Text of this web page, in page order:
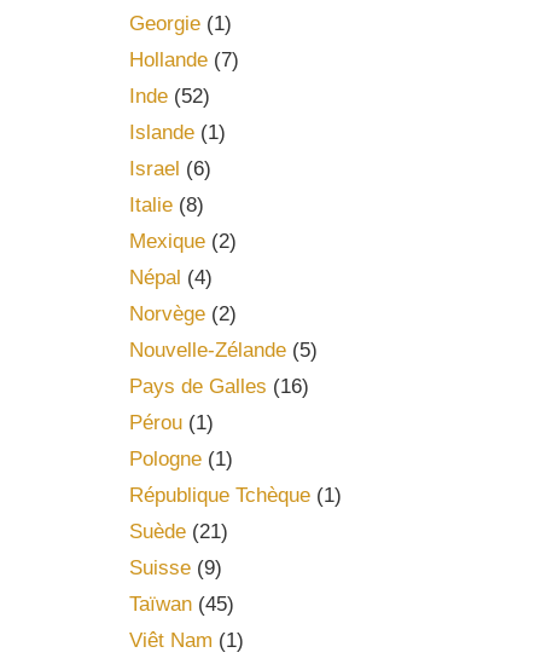
Georgie(1)
Hollande(7)
Inde(52)
Islande(1)
Israel (6)
Italie(8)
Mexique(2)
Népal (4)
Norvège(2)
Nouvelle-Zélande(5)
Pays de Galles (16)
Pérou(1)
Pologne(1)
République Tchèque(1)
Suède(21)
Suisse(9)
Taïwan(45)
Viêt Nam (1)